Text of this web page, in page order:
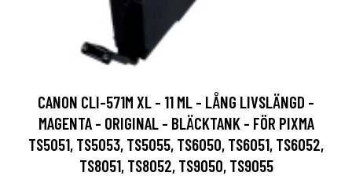
CANON CLI-571M XL - 11 ML - LÅNG LIVSLÄNGD -
MAGENTA - ORIGINAL - BLÄCKTANK - FÖR PIXMA
TS5051, TS5053, TS5055, TS6050, TS6051, TS6052,
TS8051, TS8052, TS9050, TS9055